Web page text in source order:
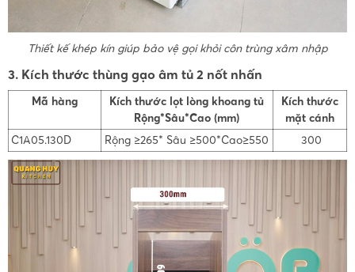
Thiết kế khép kín giúp bảo vệ gọi khỏi côn trùng xâm nhập
3. Kích thước thùng gạo âm tủ 2 nốt nhấn
Mã hàng
Kích thước lọt lòng khoang tủ
Rộng*Sâu*Cao (mm)
Kích thước
mặt cánh
C1A05.130D
Rộng ≥265* Sâu ≥500*Cao≥550 300